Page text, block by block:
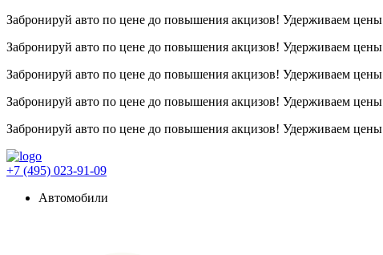
Забронируй авто по цене до повышения акцизов! Удерживаем цены
Забронируй авто по цене до повышения акцизов! Удерживаем цены
Забронируй авто по цене до повышения акцизов! Удерживаем цены
Забронируй авто по цене до повышения акцизов! Удерживаем цены
Забронируй авто по цене до повышения акцизов! Удерживаем цены
+7 (495) 023-91-09
Автомобили